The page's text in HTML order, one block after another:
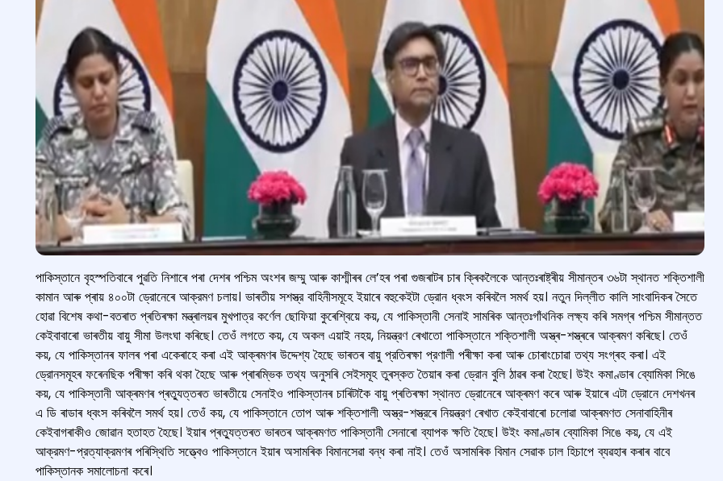
পাকিস্তানে বৃহস্পতিবাৰে পুৱতি নিশাৰে পৰা দেশৰ পশ্চিম অংশৰ জম্মু আৰু কাশ্মীৰৰ লে’হৰ পৰা গুজৰাটৰ চাৰ ক্ৰিকলৈকে আন্তঃৰাষ্ট্ৰীয় সীমান্তৰ ৩৬টা স্থানত শক্তিশালী
কামান আৰু প্ৰায় ৪০০টা ড্রোনেৰে আক্রমণ চলায়। ভাৰতীয় সশস্ত্র বাহিনীসমূহে ইয়াৰে বহুকেইটা ড্রোন ধ্বংস কৰিবলৈ সমৰ্থ হয়। নতুন দিল্লীত কালি সাংবাদিকৰ সৈতে
হোৱা বিশেষ কথা-বতৰাত প্ৰতিৰক্ষা মন্ত্ৰালয়ৰ মুখপাত্র কর্ণেল ছোফিয়া কুৰেশ্বিয়ে কয়, যে পাকিস্তানী সেনাই সামৰিক আন্তঃগাঁথনিক লক্ষ্য কৰি সমগ্ৰ পশ্চিম সীমান্তত
কেইবাবাৰো ভাৰতীয় বায়ু সীমা উলংঘা কৰিছে। তেওঁ লগতে কয়, যে অকল এয়াই নহয়, নিয়ন্ত্রণ ৰেখাতো পাকিস্তানে শক্তিশালী অস্ত্ৰ-শস্ত্ৰৰে আক্ৰমণ কৰিছে। তেওঁ
কয়, যে পাকিস্তানৰ ফালৰ পৰা একেৰাহে কৰা এই আক্ৰমণৰ উদ্দেশ্য হৈছে ভাৰতৰ বায়ু প্রতিৰক্ষা প্রণালী পৰীক্ষা কৰা আৰু চোৰাংচোৱা তথ্য সংগ্ৰহ কৰা। এই
ড্রোনসমূহৰ ফৰেনছিক পৰীক্ষা কৰি থকা হৈছে আৰু প্ৰাৰম্ভিক তথ্য অনুসৰি সেইসমূহ তুৰস্কত তৈয়াৰ কৰা ড্রোন বুলি ঠাৱৰ কৰা হৈছে। উইং কমাণ্ডাৰ ব্যোমিকা সিঙে
কয়, যে পাকিস্তানী আক্ৰমণৰ প্ৰত্যুত্তৰত ভাৰতীয়ে সেনাইও পাকিস্তানৰ চাৰিটাকৈ বায়ু প্ৰতিৰক্ষা স্থানত ড্রোনেৰে আক্ৰমণ কৰে আৰু ইয়াৰে এটা ড্রোনে দেশখনৰ
এ ডি ৰাডাৰ ধ্বংস কৰিবলৈ সমৰ্থ হয়। তেওঁ কয়, যে পাকিস্তানে তোপ আৰু শক্তিশালী অস্ত্র-শস্ত্রৰে নিয়ন্ত্রণ ৰেখাত কেইবাবাৰো চলোৱা আক্ৰমণত সেনাবাহিনীৰ
কেইবাগৰাকীও জোৱান হতাহত হৈছে। ইয়াৰ প্ৰত্যুত্তৰত ভাৰতৰ আক্ৰমণত পাকিস্তানী সেনাৰো ব্যাপক ক্ষতি হৈছে। উইং কমাণ্ডাৰ ব্যোমিকা সিঙে কয়, যে এই
আক্রমণ-প্রত্যাক্রমণৰ পৰিস্থিতি সত্ত্বেও পাকিস্তানে ইয়াৰ অসামৰিক বিমানসেৱা বন্ধ কৰা নাই। তেওঁ অসামৰিক বিমান সেৱাক ঢাল হিচাপে ব্যৱহাৰ কৰাৰ বাবে
পাকিস্তানক সমালোচনা কৰে।